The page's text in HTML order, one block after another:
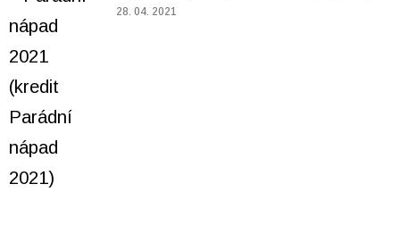
28. 04. 2021